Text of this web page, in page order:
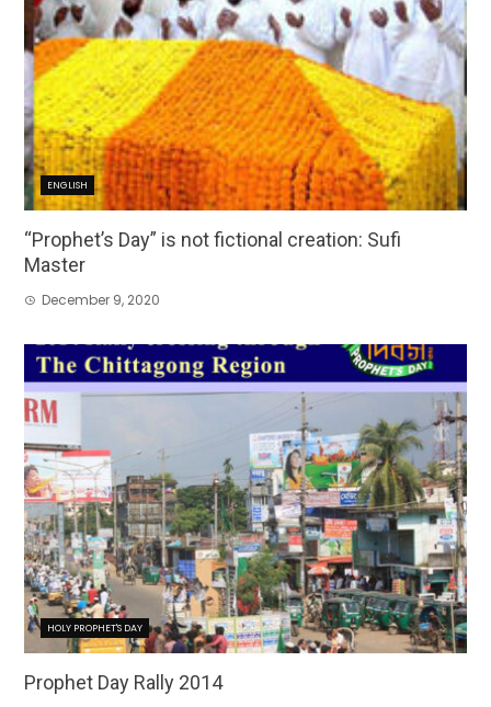
ENGLISH
“Prophet’s Day” is not fictional creation: Sufi
Master
December 9, 2020
HOLY PROPHET'S DAY
Prophet Day Rally 2014